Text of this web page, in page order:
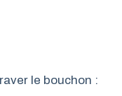
le bouchon :